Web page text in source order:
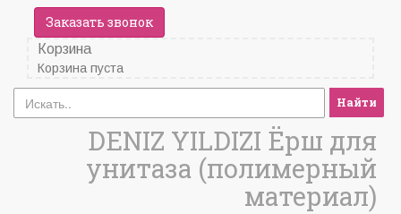
Заказать звонок
Корзина
Корзина пуста
Найти
DENIZ YILDIZI Ёрш для
унитаза (полимерный
материал)